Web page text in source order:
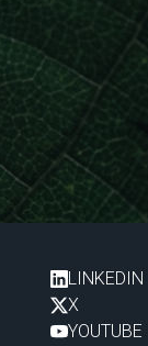
LINKEDIN
X
YOUTUBE